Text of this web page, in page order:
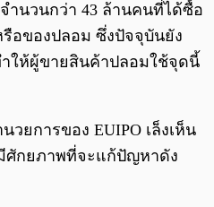
ำนวนกว่า 43 ล้านคนที่ได้ซื้อ
อของปลอม ซึ่งปัจจุบันยัง
ให้ผู้ขายสินค้าปลอมใช้จุดนี้
วยการของ EUIPO เล็งเห็น
ศักยภาพที่จะแก้ปัญหาดัง